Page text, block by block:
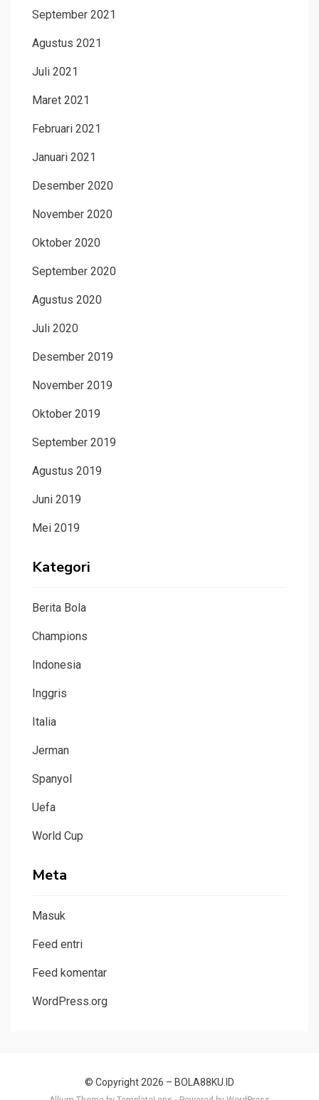
September 2021
Agustus 2021
Juli 2021
Maret 2021
Februari 2021
Januari 2021
Desember 2020
November 2020
Oktober 2020
September 2020
Agustus 2020
Juli 2020
Desember 2019
November 2019
Oktober 2019
September 2019
Agustus 2019
Juni 2019
Mei 2019
Kategori
Berita Bola
Champions
Indonesia
Inggris
Italia
Jerman
Spanyol
Uefa
World Cup
Meta
Masuk
Feed entri
Feed komentar
WordPress.org
© Copyright 2026 – BOLA88KU.ID